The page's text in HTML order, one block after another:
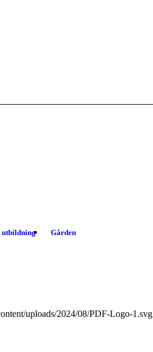
utbildning Gården
uploads/2024/08/PDF-Logo-1.svg